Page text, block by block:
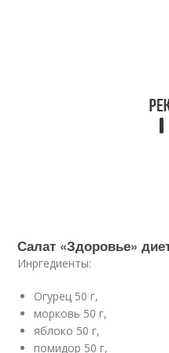
Салат «Здоровье»
Инргедиенты:
Огурец 50 г,
морковь 50 г,
яблоко 50 г,
помидор 50 г,